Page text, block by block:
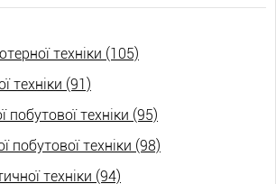
техніки (105)
техніки (91)
побутової техніки (95)
побутової техніки (98)
техніки (94)